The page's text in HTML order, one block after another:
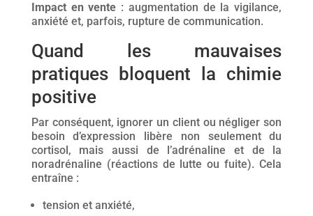
Impact en vente : augmentation de la vigilance,
anxiété et, parfois, rupture de communication.
Quand les mauvaises
pratiques bloquent la chimie
positive
Par conséquent, ignorer un client ou négliger son
besoin d’expression libère non seulement du
cortisol, mais aussi de l’adrénaline et de la
noradrénaline (réactions de lutte ou fuite). Cela
entraîne :
tension et anxiété,